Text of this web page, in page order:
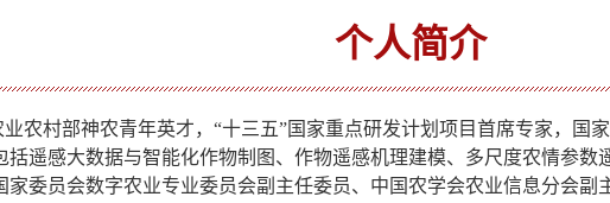
个人简介
业农村部神农青年英才， “十三五”国家重点研发计划项目首席专家，国
括遥感大数据与智能化作物制图 、 作物遥感机理建模、多尺度农情参数
家委员会数字农业专业委员会副主任委员、 中国农学会农业信息分会副